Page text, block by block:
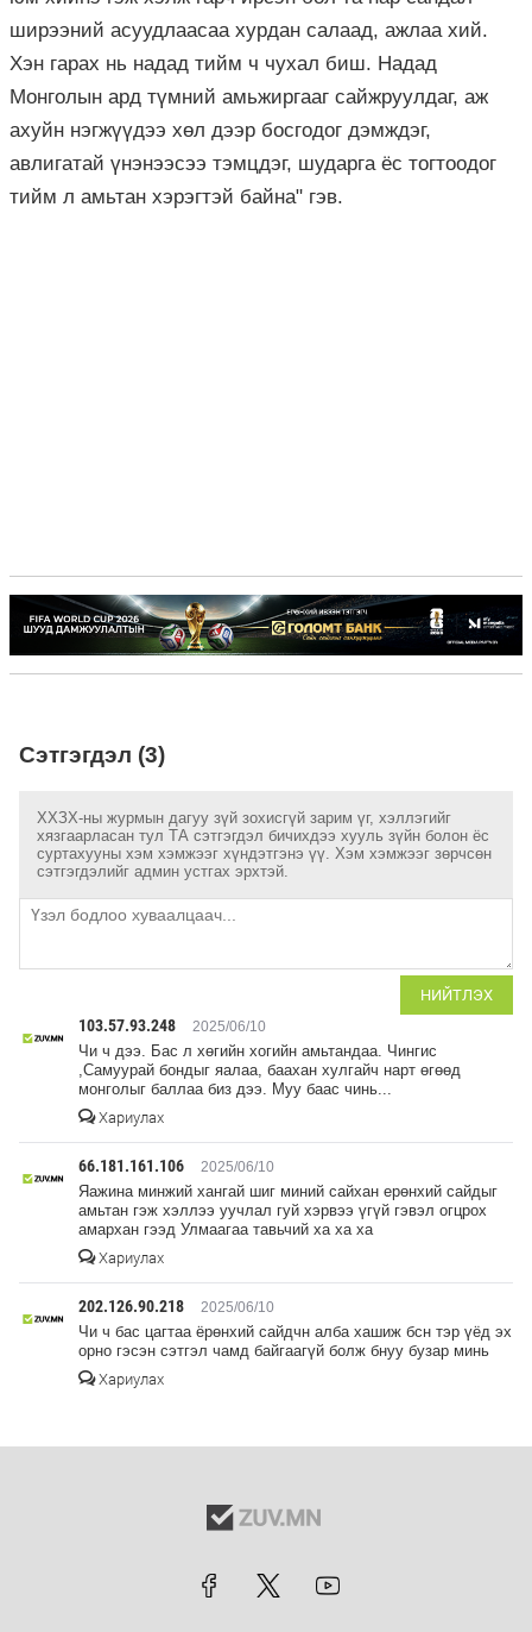
ширээний асуудлаасаа хурдан салаад, ажлаа хий.
Хэн гарах нь надад тийм ч чухал биш. Надад
Монголын ард түмний амьжиргааг сайжруулдаг, аж
ахуйн нэгжүүдээ хөл дээр босгодог дэмждэг,
авлигатай үнэнээсээ тэмцдэг, шударга ёс тогтоодог
тийм л амьтан хэрэгтэй байна" гэв.
Сэтгэгдэл (3)
ХХЗХ-ны журмын дагуу зүй зохисгүй зарим үг, хэллэгийг
хязгаарласан тул ТА сэтгэгдэл бичихдээ хууль зүйн болон ёс
суртахууны хэм хэмжээг хүндэтгэнэ үү. Хэм хэмжээг зөрчсөн
сэтгэгдэлийг админ устгах эрхтэй.
НИЙТЛЭХ
103.57.93.248 2025/06/10
Чи ч дээ. Бас л хөгийн хогийн амьтандаа. Чингис
,Самуурай бондыг яалаа, баахан хулгайч нарт өгөөд
монголыг баллаа биз дээ. Муу баас чинь...
Хариулах
66.181.161.106 2025/06/10
Яажина минжий хангай шиг миний сайхан ерөнхий сайдыг
амьтан гэж хэллээ уучлал гуй хэрвээ үгүй гэвэл огцрох
амархан гээд Улмаагаа тавьчий ха ха ха
Хариулах
202.126.90.218 2025/06/10
Чи ч бас цагтаа ёрөнхий сайдчн алба хашиж бсн тэр үёд эх
орно гэсэн сэтгэл чамд байгаагүй болж бнуу бузар минь
Хариулах